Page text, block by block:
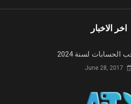
اخر الاخبار
الحسابات لسنة 2024